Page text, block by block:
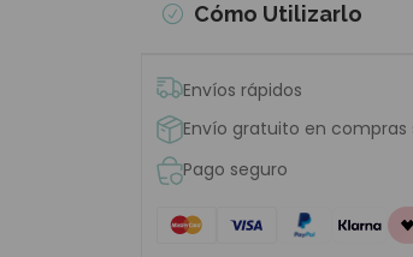
Cómo Utilizarlo
Envíos rápidos
Envío gratuito en compras
Pago seguro